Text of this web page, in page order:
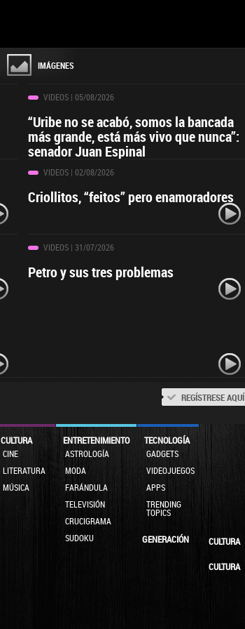
IMÁGENES
VIDEOS| 05/08/2026
“Uribe no se acabó, somos la bancada
más grande, está más vivo que nunca”:
senador Juan Espinal
VIDEOS| 02/08/2026
Criollitos, “feitos” pero enamoradores
VIDEOS| 31/07/2026
Petro y sus tres problemas
REGÍSTRESE AQUÍ
CULTURA
CINE
LITERATURA
MÚSICA
ENTRETENIMIENTO
ASTROLOGÍA
MODA
FARÁNDULA
TELEVISIÓN
CRUCIGRAMA
SUDOKU
TECNOLOGÍA
GADGETS
VIDEOJUEGOS
APPS
TRENDING
TOPICS
GENERACIÓN
CULTURA
CULTURA